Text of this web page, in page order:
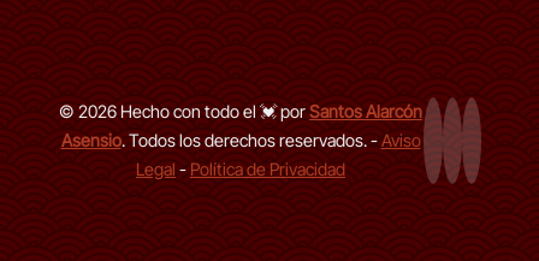
© 2026 Hecho con todo el 💓 porSantos Alarcón
Asensio. Todos los derechos reservados. -Aviso
Legal - Política de Privacidad
Página Web
LinkedIn
GitHub